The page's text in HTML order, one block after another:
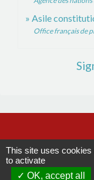
Asile
Office français de
22,
This site uses
to activate
OK, accept all